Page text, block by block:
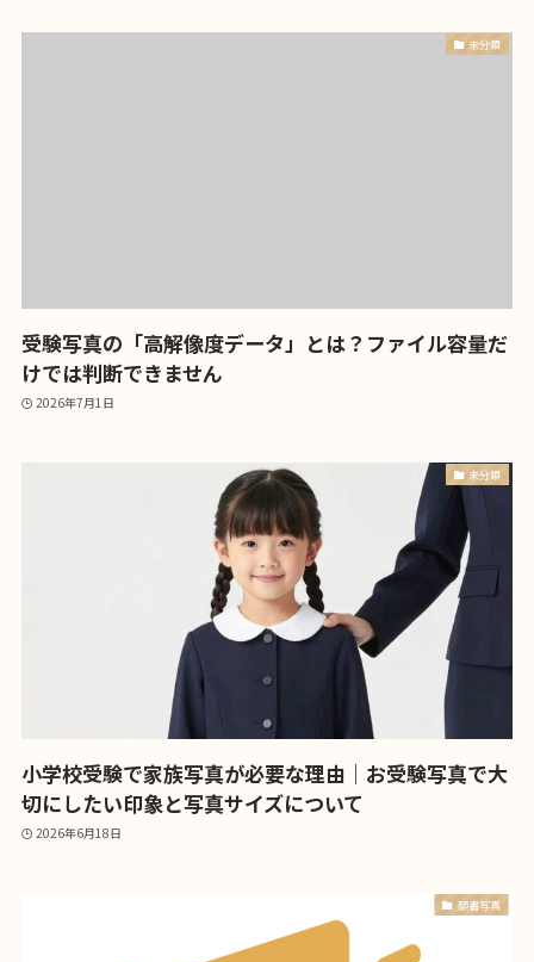
未分類
受験写真の「高解像度データ」とは？ファイル容量だ
けでは判断できません
2026年7月1日
未分類
小学校受験で家族写真が必要な理由｜お受験写真で大
切にしたい印象と写真サイズについて
2026年6月18日
願書写真